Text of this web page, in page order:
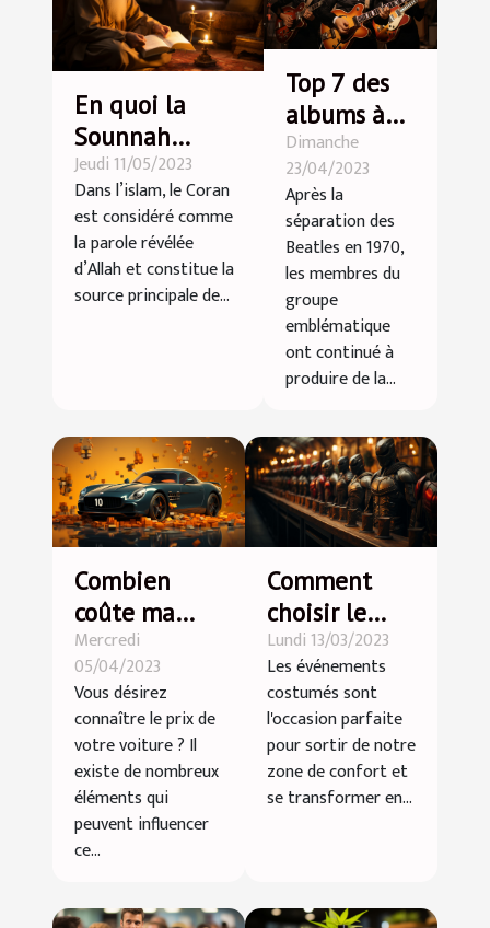
En quoi la
Sounnah
complète-t-
elle les
enseignements
du Coran ?
Jeudi 11/05/2023
Dans l’islam, le Coran
est considéré comme
la parole révélée
d’Allah et constitue la
source principale de...
Top 7 des
albums à
succès des
membres
des Beatles
Dimanche
23/04/2023
Après la
séparation des
Beatles en 1970,
les membres du
groupe
emblématique
ont continué à
produire de la...
Combien
coûte ma
voiture ?
Mercredi
05/04/2023
Vous désirez
connaître le prix de
votre voiture ? Il
existe de nombreux
éléments qui
peuvent influencer
ce...
Comment
choisir le
parfait
déguisement
pour un
événement à
thème
Lundi 13/03/2023
Les événements
costumés sont
l'occasion parfaite
pour sortir de notre
zone de confort et
se transformer en...